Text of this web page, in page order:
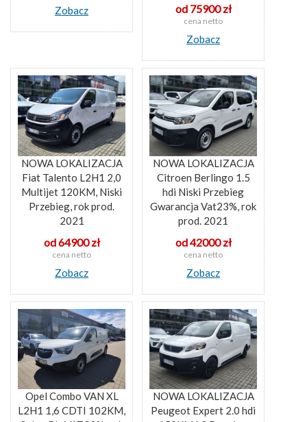
Zobacz od 75900 zł
cena netto
Zobacz
NOWA LOKALIZACJA
Fiat Talento L2H1 2,0
Multijet 120KM, Niski
Przebieg, rok prod.
2021
od 64900 zł
cena netto
Zobacz
NOWA LOKALIZACJA
Citroen Berlingo 1.5
hdi Niski Przebieg
Gwarancja Vat23%, rok
prod. 2021
od 42000 zł
cena netto
Zobacz
Opel Combo VAN XL
L2H1 1,6 CDTI 102KM,
NOWA LOKALIZACJA
Peugeot Expert 2.0 hdi